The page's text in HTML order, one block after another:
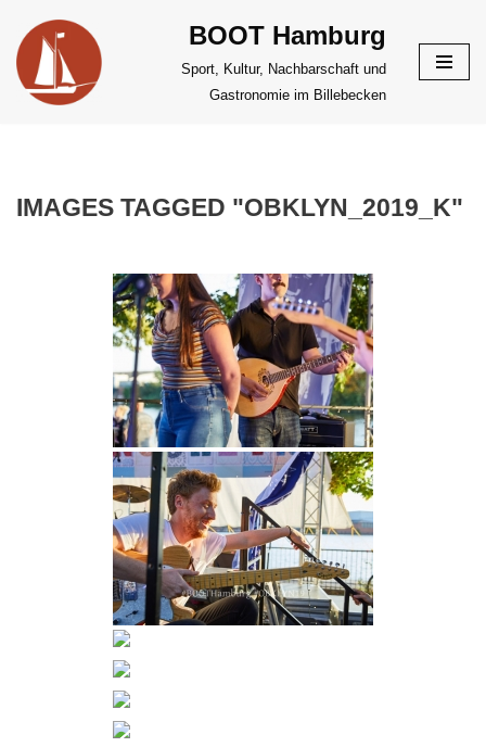
Zum
Inhalt
springen
BOOT Hamburg
Sport, Kultur, Nachbarschaft und
Gastronomie im Billebecken
IMAGES TAGGED "OBKLYN_2019_K"